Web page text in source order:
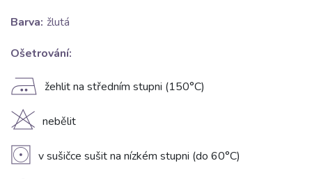
Barva: žlutá
Ošetrování:
E žehlit na středním stupni (150°C)
H nebělit
V v sušičce sušit na nízkém stupni (do 60°C)